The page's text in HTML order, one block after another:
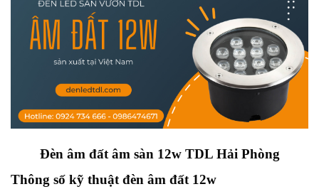
Đèn âm đất âm sàn 12w TDL Hải Phòng
Thông số kỹ thuật đèn âm đất 12w